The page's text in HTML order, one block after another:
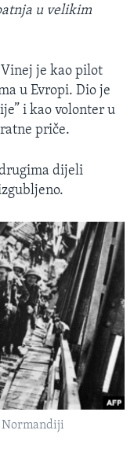
u velikim
Vinej je kao pilot
u Evropi. Dio je
i kao volonter u
priče.
dijeli
Normandiji